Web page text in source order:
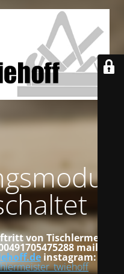
von Tischlermeister
mail:
instagram: